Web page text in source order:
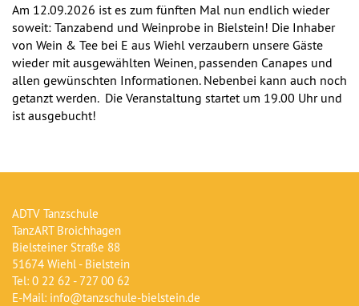
Am 12.09.2026 ist es zum fünften Mal nun endlich wieder
soweit: Tanzabend und Weinprobe in Bielstein! Die Inhaber
von Wein & Tee bei E aus Wiehl verzaubern unsere Gäste
wieder mit ausgewählten Weinen, passenden Canapes und
allen gewünschten Informationen. Nebenbei kann auch noch
getanzt werden. Die Veranstaltung startet um 19.00 Uhr und
ist ausgebucht!
ADTV Tanzschule
TanzART Broichhagen
Bielsteiner Straße 88
51674 Wiehl - Bielstein
Tel: 0 22 62 - 727 00 62
E-Mail: info@tanzschule-bielstein.de